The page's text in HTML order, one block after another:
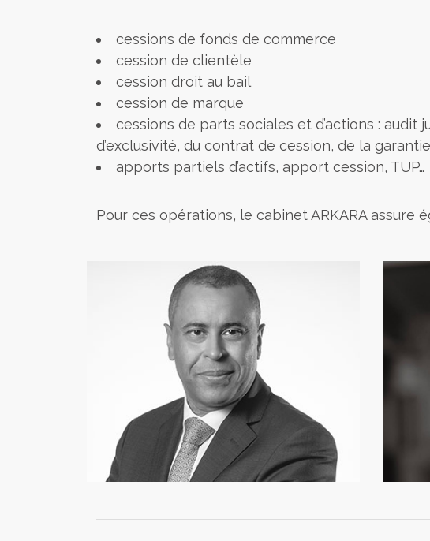
cessions de fonds de commerce
cession de clientèle
cession droit au bail
cession de marque
cessions de parts sociales et d’actions : audit
d’exclusivité, du contrat de cession, de la
apports partiels d’actifs, apport cession, TUP…
Pour ces opérations, le cabinet ARKARA
Olivier Gédin
Associé